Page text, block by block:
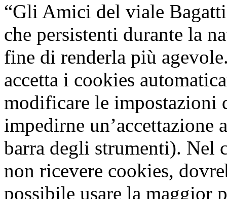
“Gli Amici del viale
che persistenti durante la
fine di renderla più
accetta i cookies
modificare le impostazioni
impedirne un’accettazione
barra degli strumenti). Nel
non ricevere cookies,
possibile usare la maggior